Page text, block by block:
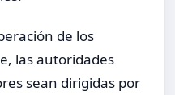
de los
las autoridades
sean dirigidas por